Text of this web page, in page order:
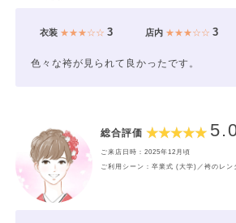
衣装★★★☆☆ 3 店内★★★☆☆ 3
色々な袴が見られて良かったです。
総合評価
ご来店日時：2025年12月頃
ご利用シーン：卒業式 (大学)／袴のレン